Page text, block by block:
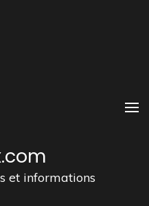
et informations